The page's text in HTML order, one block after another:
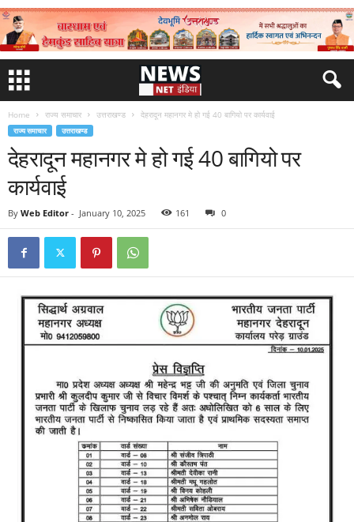
Home राज्य समाचार उत्तराखण्ड देहरादून महानगर मे हो गई 40 बागियो पर कार्यवाई
राज्य समाचार उत्तराखण्ड
देहरादून महानगर मे हो गई 40 बागियो पर
कार्यवाई
By Web Editor - January 10, 2025 161 0